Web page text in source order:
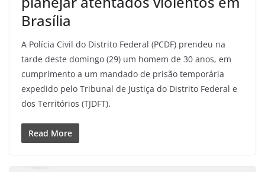
Brasília
A Polícia Civil do Distrito Federal (PCDF) prendeu na
tarde deste domingo (29) um homem de 30 anos, em
cumprimento a um mandado de prisão temporária
expedido pelo Tribunal de Justiça do Distrito Federal e
dos Territórios (TJDFT).
Read More